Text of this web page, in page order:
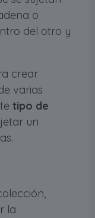
o
del otro y
crear
varias
tipo de
un
la